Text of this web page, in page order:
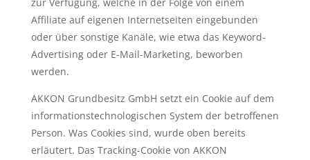
Affiliate auf eigenen Internetseiten eingebunden
oder über sonstige Kanäle, wie etwa das Keyword-
Advertising oder E-Mail-Marketing, beworben
werden.
AKKON Grundbesitz GmbH setzt ein Cookie auf dem
informationstechnologischen System der betroffenen
Person. Was Cookies sind, wurde oben bereits
erläutert. Das Tracking-Cookie von AKKON